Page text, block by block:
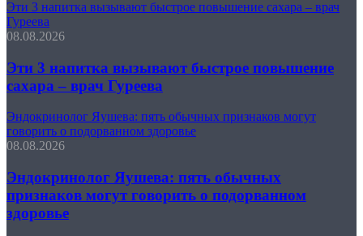
Эти 3 напитка вызывают быстрое повышение сахара – врач
Гуреева
08.08.2026
Эти 3 напитка вызывают быстрое повышение
сахара – врач Гуреева
Эндокринолог Яушева: пять обычных признаков могут
говорить о подорванном здоровье
08.08.2026
Эндокринолог Яушева: пять обычных
признаков могут говорить о подорванном
здоровье